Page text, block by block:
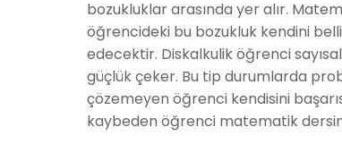
bozukluklar arasında yer alır.
öğrencideki bu bozukluk kendini
edecektir. Diskalkulik öğrenci
güçlük çeker. Bu tip durumlarda
çözemeyen öğrenci kendisini
kaybeden öğrenci matematik